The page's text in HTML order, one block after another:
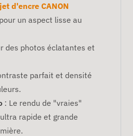
d'encre CANON
un aspect lisse au
des photos éclatantes et
parfait et densité
: Le rendu de "vraies"
rapide et grande